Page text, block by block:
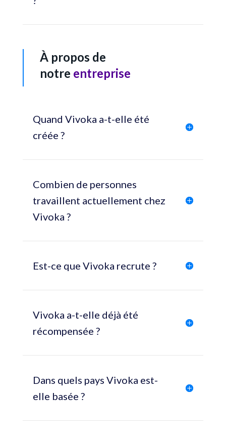
À propos de
notre entreprise
Quand Vivoka a-t-elle été
créée ?
Combien de personnes
travaillent actuellement chez
Vivoka ?
Est-ce que Vivoka recrute ?
Vivoka a-t-elle déjà été
récompensée ?
Dans quels pays Vivoka est-
elle basée ?